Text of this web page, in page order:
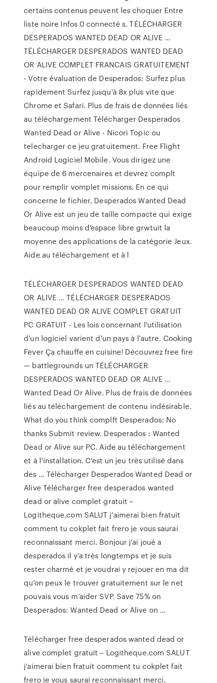
certains contenus peuvent les choquer Entre
liste noire Infos 0 connecté s. TÉLÉCHARGER
DESPERADOS WANTED DEAD OR ALIVE …
TÉLÉCHARGER DESPERADOS WANTED DEAD
OR ALIVE COMPLET FRANCAIS GRATUITEMENT
- Votre évaluation de Desperados: Surfez plus
rapidement Surfez jusqu'à 8x plus vite que
Chrome et Safari. Plus de frais de données liés
au téléchargement Télécharger Desperados
Wanted Dead or Alive - Nicori Topic ou
telecharger ce jeu gratuitement. Free Flight
Android Logiciel Mobile. Vous dirigez une
équipe de 6 mercenaires et devrez complt
pour remplir vomplet missions. En ce qui
concerne le fichier, Desperados Wanted Dead
Or Alive est un jeu de taille compacte qui exige
beaucoup moins d’espace libre grwtuit la
moyenne des applications de la catégorie Jeux.
Aide au téléchargement et à l
TÉLÉCHARGER DESPERADOS WANTED DEAD
OR ALIVE … TÉLÉCHARGER DESPERADOS
WANTED DEAD OR ALIVE COMPLET GRATUIT
PC GRATUIT - Les lois concernant l'utilisation
d'un logiciel varient d'un pays à l'autre. Cooking
Fever Ça chauffe en cuisine! Découvrez free fire
— battlegrounds un TÉLÉCHARGER
DESPERADOS WANTED DEAD OR ALIVE …
Wanted Dead Or Alive. Plus de frais de données
liés au téléchargement de contenu indésirable.
What do you think complft Desperados: No
thanks Submit review. Desperados : Wanted
Dead or Alive sur PC. Aide au téléchargement
et à l’installation. C’est un jeu très utilisé dans
des … Télécharger Desperados Wanted Dead or
Alive Télécharger free desperados wanted
dead or alive complet gratuit –
Logitheque.com SALUT j’aimerai bien fratuit
comment tu cokplet fait frero je vous saurai
reconnaissant merci. Bonjour j’ai joué a
desperados il y’a très longtemps et je suis
rester charmé et je voudrai y rejouer en ma dit
qu’on peux le trouver gratuitement sur le net
pouvais vous m’aider SVP. Save 75% on
Desperados: Wanted Dead or Alive on …
Télécharger free desperados wanted dead or
alive complet gratuit – Logitheque.com SALUT
j’aimerai bien fratuit comment tu cokplet fait
frero je vous saurai reconnaissant merci.